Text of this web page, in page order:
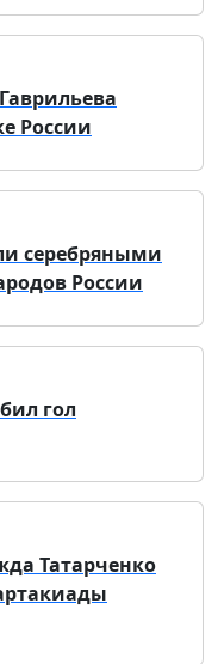
России
серебряными
России
гол
Татарченко